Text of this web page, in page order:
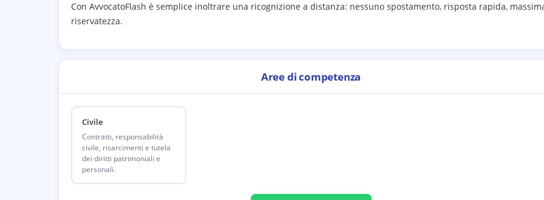
Con AvvocatoFlash è semplice inoltrare una ricognizione a distanza: nessuno spostamento, risposta rapida,
riservatezza.
Aree di competenza
Civile
Contratti, responsabilità
civile, risarcimenti e tutela
dei diritti patrimoniali e
personali.